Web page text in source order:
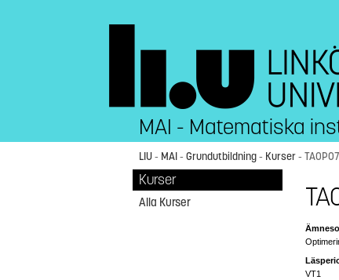
MAI - Matematiska
LIU- MAI- Grundutbildning- Kurser- TAOP07
Kurser
Alla Kurser
VT1